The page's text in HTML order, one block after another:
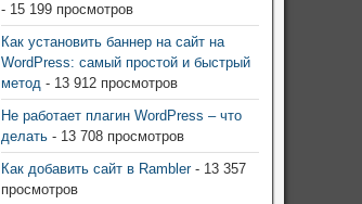
- 15 199 просмотров
Как установить баннер на сайт на
WordPress: самый простой и быстрый
метод - 13 912 просмотров
Не работает плагин WordPress – что
делать - 13 708 просмотров
Как добавить сайт в Rambler- 13 357
просмотров